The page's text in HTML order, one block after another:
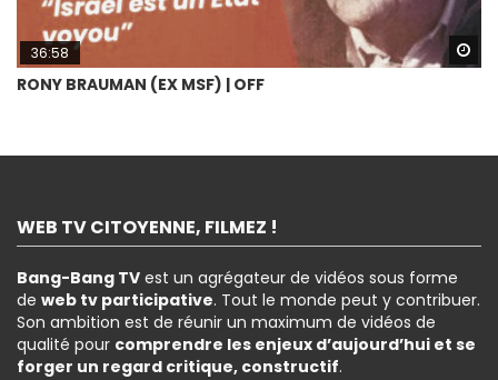
36:58
RONY BRAUMAN (EX MSF) | OFF
WEB TV CITOYENNE, FILMEZ !
Bang-Bang TV est un agrégateur de vidéos sous forme
de web tv participative. Tout le monde peut y contribuer.
Son ambition est de réunir un maximum de vidéos de
qualité pour comprendre les enjeux d’aujourd’hui et se
forger un regard critique, constructif.